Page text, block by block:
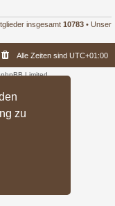
zu
insgesamt 10783 • Unser
Alle Zeiten sind UTC+01:00
Limited